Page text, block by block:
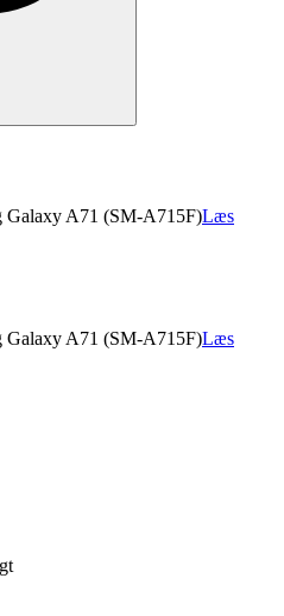
Galaxy A71 (SM-A715F)Læs
Galaxy A71 (SM-A715F)Læs